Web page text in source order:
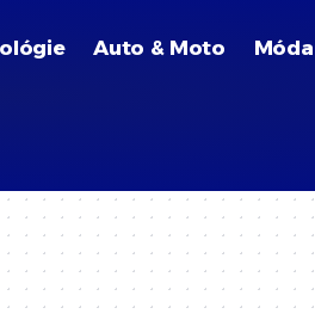
Auto & Moto